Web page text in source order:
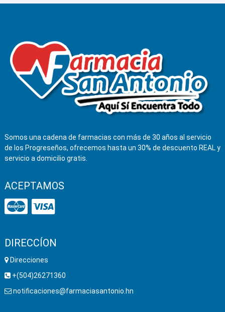
Somos una cadena de farmacias con más de 30 años al servicio
de los Progreseños, ofrecemos hasta un 30% de descuento REAL y
servicio a domicilio gratis.
ACEPTAMOS
DIRECCÍON
Direcciones
+(504)26271360
notificaciones@farmaciasantonio.hn